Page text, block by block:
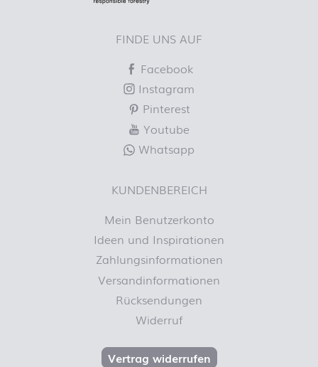
FINDE UNS AUF
Facebook
Instagram
Pinterest
Youtube
Whatsapp
KUNDENBEREICH
Mein Benutzerkonto
Ideen und Inspirationen
Zahlungsinformationen
Versandinformationen
Rücksendungen
Widerruf
Vertrag widerrufen